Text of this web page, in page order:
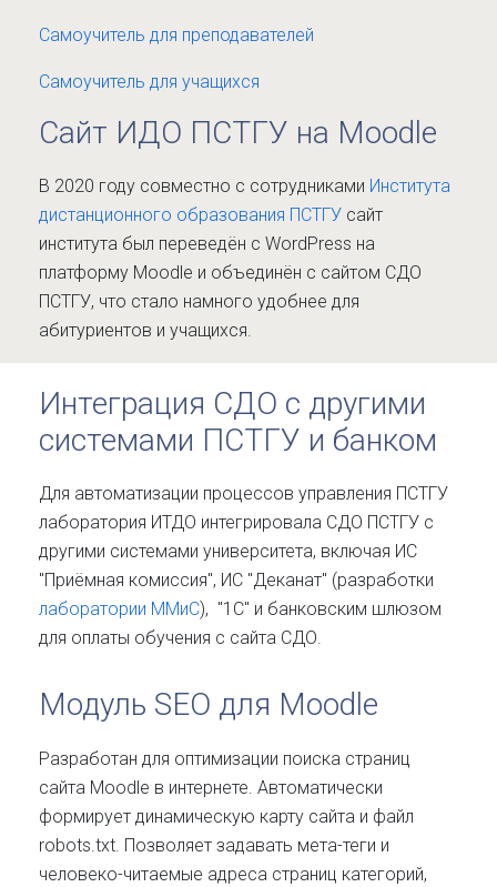
Самоучитель для преподавателей
Самоучитель для учащихся
Сайт ИДО ПСТГУ на Moodle
В 2020 году совместно с сотрудниками Института
дистанционного образования ПСТГУ сайт
института был переведён с WordPress на
платформу Moodle и объединён с сайтом СДО
ПСТГУ, что стало намного удобнее для
абитуриентов и учащихся.
Интеграция СДО с другими
системами ПСТГУ и банком
Для автоматизации процессов управления ПСТГУ
лаборатория ИТДО интегрировала СДО ПСТГУ с
другими системами университета, включая ИС
"Приёмная комиссия", ИС "Деканат" (разработки
лаборатории ММиС), "1С" и банковским шлюзом
для оплаты обучения с сайта СДО.
Модуль SEO для Moodle
Разработан для оптимизации поиска страниц
сайта Moodle в интернете. Автоматически
формирует динамическую карту сайта и файл
robots.txt. Позволяет задавать мета-теги и
человеко-читаемые адреса страниц категорий,